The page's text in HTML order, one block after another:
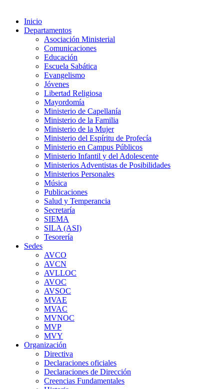
Inicio
Departamentos
Asociación Ministerial
Comunicaciones
Educación
Escuela Sabática
Evangelismo
Jóvenes
Libertad Religiosa
Mayordomía
Ministerio de Capellanía
Ministerio de la Familia
Ministerio de la Mujer
Ministerio del Espíritu de Profecía
Ministerio en Campus Públicos
Ministerio Infantil y del Adolescente
Ministerios Adventistas de Posibilidades
Ministerios Personales
Música
Publicaciones
Salud y Temperancia
Secretaría
SIEMA
SILA (ASI)
Tesorería
Sedes
AVCO
AVCN
AVLLOC
AVOC
AVSOC
MVAE
MVAC
MVNOC
MVP
MVY
Organización
Directiva
Declaraciones oficiales
Declaraciones de Dirección
Creencias Fundamentales